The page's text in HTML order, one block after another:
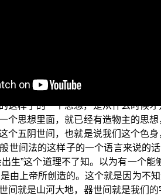
点。为什么会问这个问题呢？万能
于五阴世间还有器世间是如何形
教都以为他们所宗之造物主是万能
主能够出生一切，这个是万能的。
的呢？所以，这个就是因为，众生
世间跟器世间是因为业力所产生
这样子的一个思想，是从什么时候
个思想里面，就已经有造物主的思
个五阴世间，也就是说我们这个
世间法的这样子的一个语言来说的
生”这个道理不了知。以为有一个
由上帝所创造的。这个就是因为不
间就是山河大地，器世间就是我们